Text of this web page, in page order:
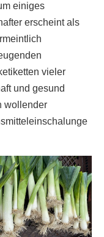
– 13:00 Uhr
– 18:00 Uhr
07:00 – 13:00 Uhr
– 14:00 Uhr
– 18:00 Uhr
– 13:00 Uhr
– 18:00 Uhr
– 18:00 Uhr
– 13:00 Uhr
einiges
erscheint als
vieler
und gesund
wollender